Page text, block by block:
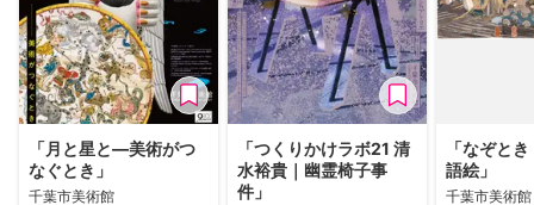
「月と星と―美術がつ
なぐとき」
千葉市美術館
「つくりかけラボ21 清
水裕貴｜幽霊椅子事
件」
「なぞと
語絵」
千葉市美術館